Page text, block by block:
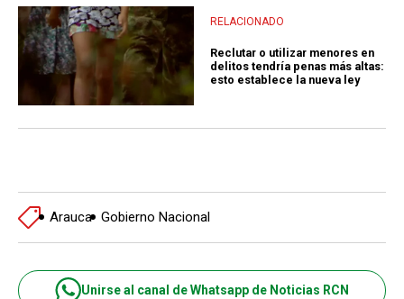
RELACIONADO
Reclutar o utilizar menores en
delitos tendría penas más altas:
esto establece la nueva ley
Arauca Gobierno Nacional
Unirse al canal de Whatsapp de Noticias RCN